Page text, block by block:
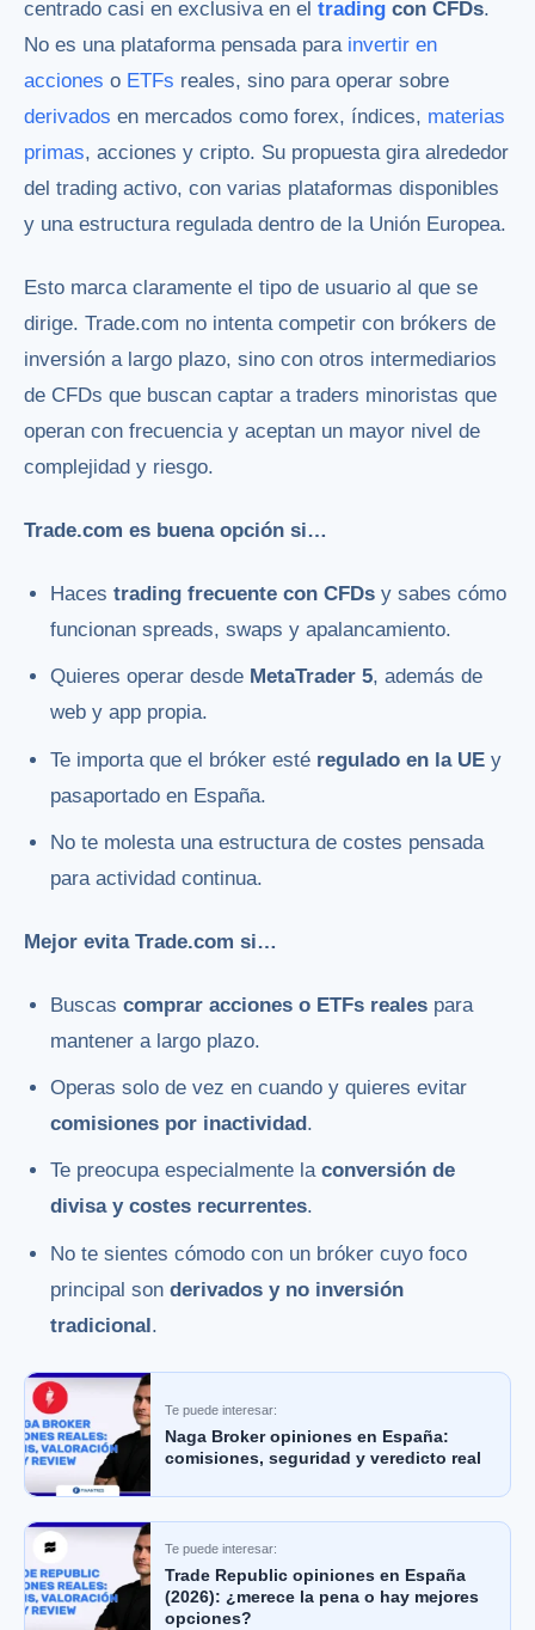
centrado casi en exclusiva en el trading con CFDs.
No es una plataforma pensada para invertir en
acciones o ETFs reales, sino para operar sobre
derivados en mercados como forex, índices, materias
primas, acciones y cripto. Su propuesta gira alrededor
del trading activo, con varias plataformas disponibles
y una estructura regulada dentro de la Unión Europea.
Esto marca claramente el tipo de usuario al que se
dirige. Trade.com no intenta competir con brókers de
inversión a largo plazo, sino con otros intermediarios
de CFDs que buscan captar a traders minoristas que
operan con frecuencia y aceptan un mayor nivel de
complejidad y riesgo.
Trade.com es buena opción si…
Hacestrading frecuente con CFDs y sabes cómo
funcionan spreads, swaps y apalancamiento.
Quieres operar desde MetaTrader 5, además de
web y app propia.
Te importa que el bróker esté regulado en la UE y
pasaportado en España.
No te molesta una estructura de costes pensada
para actividad continua.
Mejor evita Trade.com si…
Buscascomprar acciones o ETFs reales para
mantener a largo plazo.
Operas solo de vez en cuando y quieres evitar
comisiones por inactividad.
Te preocupa especialmente laconversión de
divisa y costes recurrentes.
No te sientes cómodo con un bróker cuyo foco
principal sonderivados y no inversión
tradicional.
Te puede interesar:
Naga Broker opiniones en España:
comisiones, seguridad y veredicto real
Te puede interesar:
Trade Republic opiniones en España
(2026): ¿merece la pena o hay mejores
opciones?